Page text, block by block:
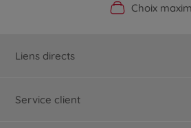
Boutique officielle
Choix
ServiceLivraison
Liens directs
Service client